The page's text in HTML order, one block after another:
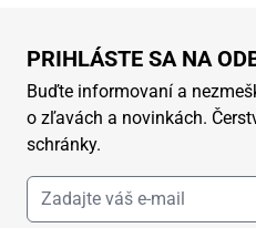
PRIHLÁSTE SA NA
Buďte informovaní a
o zľavách a novinkách.
schránky.